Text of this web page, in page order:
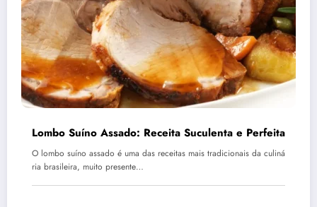
Lombo Suíno Assado: Receita Suculenta e Perfeita
O lombo suíno assado é uma das receitas mais tradicionais da culiná
ria brasileira, muito presente…